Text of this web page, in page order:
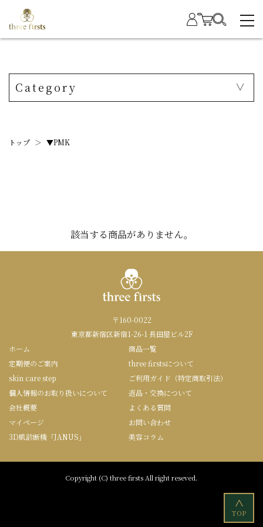
Category
トップ ＞ ▼PMK
該当する商品がありません。
〒160-0022
東京都新宿区新宿1-26-1 長田屋ビル2F
ホーム
商品一覧
定期便のご案内
three firstsについて
skin care step
ご利用ガイド（特定商取引法）
個人情報のお取り扱いについて
返品・交換について
会社概要
よくある質問
マイページ
お問い合わせ
3D肌診断機「JANUS」
美容コラム
Copyright (C) three firsts All right reseved.
<
TOP